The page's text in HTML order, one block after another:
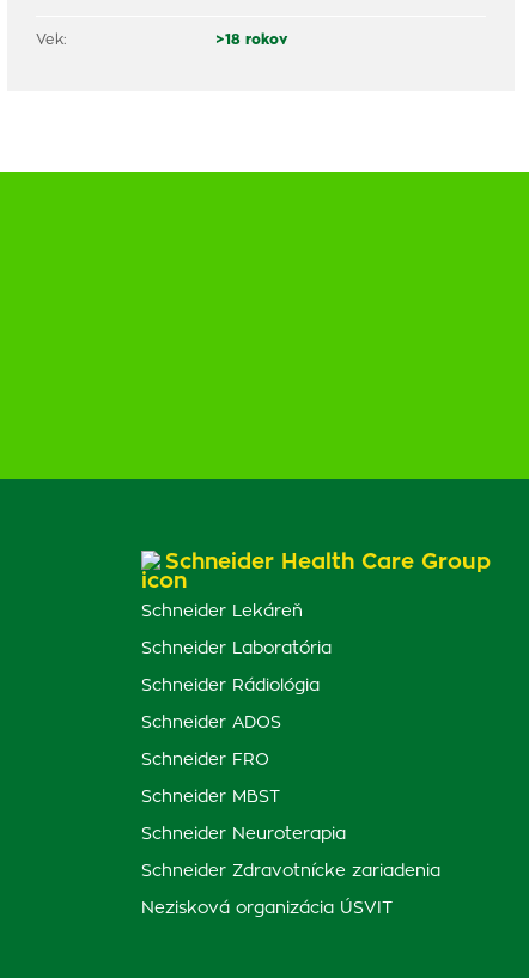
Vek: >18 rokov
Schneider Health Care Group
Schneider Lekáreň
Schneider Laboratória
Schneider Rádiológia
Schneider ADOS
Schneider FRO
Schneider MBST
Schneider Neuroterapia
Schneider Zdravotnícke zariadenia
Nezisková organizácia ÚSVIT